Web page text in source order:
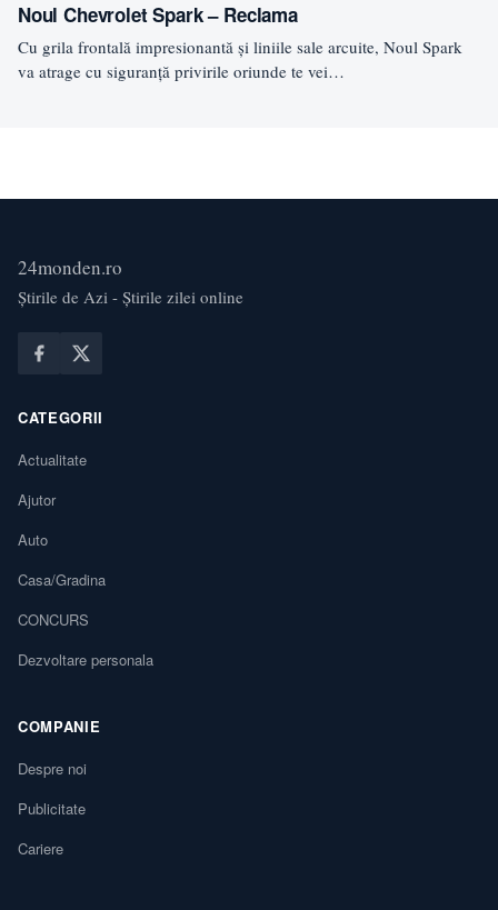
Noul Chevrolet Spark – Reclama
Cu grila frontală impresionantă şi liniile sale arcuite, Noul Spark
va atrage cu siguranţă privirile oriunde te vei…
24monden.ro
Știrile de Azi - Știrile zilei online
CATEGORII
Actualitate
Ajutor
Auto
Casa/Gradina
CONCURS
Dezvoltare personala
COMPANIE
Despre noi
Publicitate
Cariere